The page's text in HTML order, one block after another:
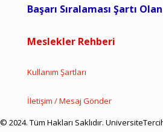
Başarı Sıralaması Şartı
Meslekler Rehberi
Kullanım Şartları
İletişim / Mesaj Gönder
© 2024. Tüm Hakları Saklıdır.